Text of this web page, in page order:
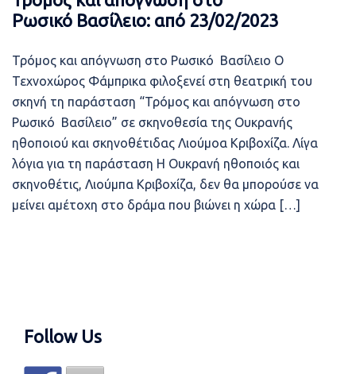
Ρωσικό Βασίλειο: από 23/02/2023
Τρόμος και απόγνωση στο Ρωσικό Βασίλειο Ο
Τεχνοχώρος Φάμπρικα φιλοξενεί στη θεατρική του
σκηνή τη παράσταση “Τρόμος και απόγνωση στο
Ρωσικό Βασίλειο” σε σκηνοθεσία της Ουκρανής
ηθοποιού και σκηνοθέτιδας Λιούμοα Κριβοχίζα. Λίγα
λόγια για τη παράσταση Η Ουκρανή ηθοποιός και
σκηνοθέτις, Λιούμπα Κριβοχίζα, δεν θα μπορούσε να
μείνει αμέτοχη στο δράμα που βιώνει η χώρα […]
Follow Us